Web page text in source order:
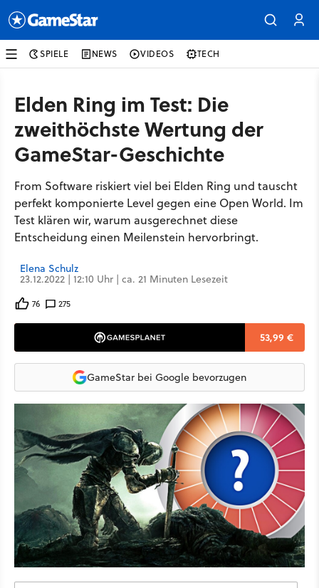
SPIELE NEWS VIDEOS TECH
Elden Ring im Test: Die
zweithöchste Wertung der
GameStar-Geschichte
From Software riskiert viel bei Elden Ring und tauscht
perfekt komponierte Level gegen eine Open World. Im
Test klären wir, warum ausgerechnet diese
Entscheidung einen Meilenstein hervorbringt.
Elena Schulz
23.12.2022 | 12:10 Uhr | ca. 21 Minuten Lesezeit
76 275
53,99 €
GameStar bei Google bevorzugen